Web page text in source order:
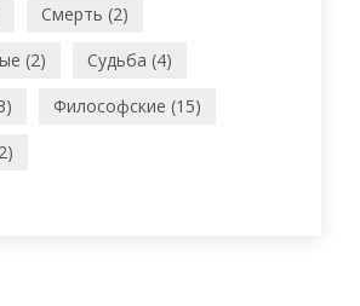
Смерть (2)
(2)
Судьба (4)
Философские (15)